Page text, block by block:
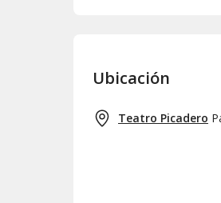
Ubicación
Teatro Picadero